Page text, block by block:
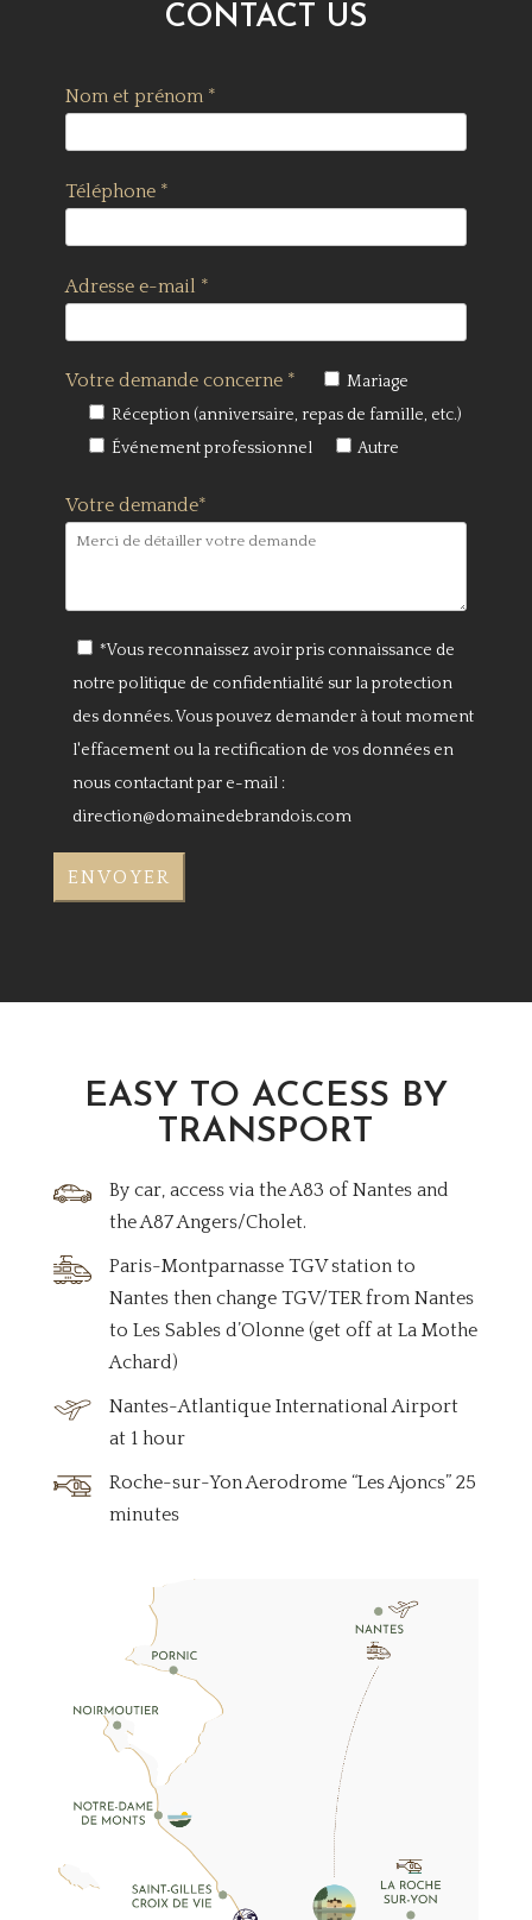
CONTACT US
Nom et prénom *
Téléphone *
Adresse e-mail *
Votre demande concerne *
Mariage
Réception (anniversaire, repas de famille, etc.)
Événement professionnel
Autre
Votre demande*
*Vous reconnaissez avoir pris connaissance de
notre politique de confidentialité sur la protection
des données. Vous pouvez demander à tout moment
l'effacement ou la rectification de vos données en
nous contactant par e-mail :
direction@domainedebrandois.com
EASY TO ACCESS BY
TRANSPORT
By car, access via the A83 of Nantes and
the A87 Angers/Cholet.
Paris-Montparnasse TGV station to
Nantes then change TGV/TER from Nantes
to Les Sables d’Olonne (get off at La Mothe
Achard)
Nantes-Atlantique International Airport
at 1 hour
Roche-sur-Yon Aerodrome “Les Ajoncs” 25
minutes